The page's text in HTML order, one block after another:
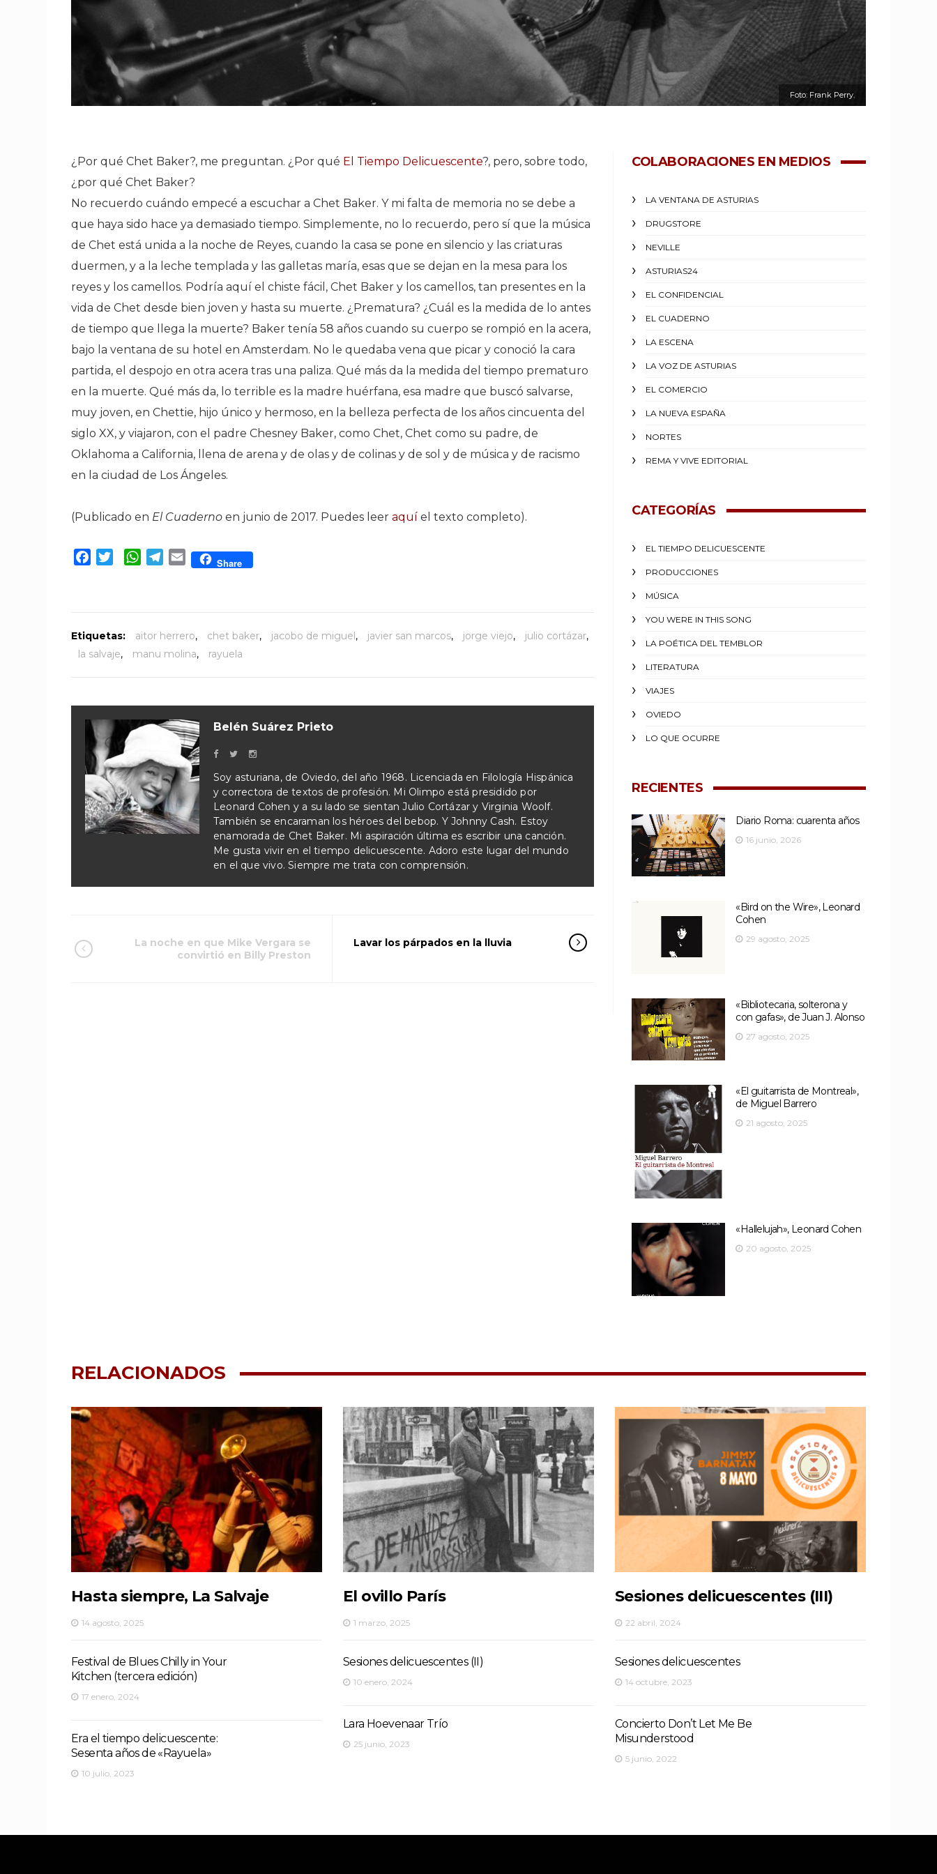
Foto: Frank Perry.
¿Por qué Chet Baker?, me preguntan. ¿Por qué El Tiempo Delicuescente?, pero, sobre todo,
¿por qué Chet Baker?
No recuerdo cuándo empecé a escuchar a Chet Baker. Y mi falta de memoria no se debe a
que haya sido hace ya demasiado tiempo. Simplemente, no lo recuerdo, pero sí que la música
de Chet está unida a la noche de Reyes, cuando la casa se pone en silencio y las criaturas
duermen, y a la leche templada y las galletas maría, esas que se dejan en la mesa para los
reyes y los camellos. Podría aquí el chiste fácil, Chet Baker y los camellos, tan presentes en la
vida de Chet desde bien joven y hasta su muerte. ¿Prematura? ¿Cuál es la medida de lo antes
de tiempo que llega la muerte? Baker tenía 58 años cuando su cuerpo se rompió en la acera,
bajo la ventana de su hotel en Amsterdam. No le quedaba vena que picar y conoció la cara
partida, el despojo en otra acera tras una paliza. Qué más da la medida del tiempo prematuro
en la muerte. Qué más da, lo terrible es la madre huérfana, esa madre que buscó salvarse,
muy joven, en Chettie, hijo único y hermoso, en la belleza perfecta de los años cincuenta del
siglo XX, y viajaron, con el padre Chesney Baker, como Chet, Chet como su padre, de
Oklahoma a California, llena de arena y de olas y de colinas y de sol y de música y de racismo
en la ciudad de Los Ángeles.
(Publicado en El Cuaderno en junio de 2017. Puedes leer aquí el texto completo).
Facebook
TwitterWhatsApp
Telegram
Email Share
Etiquetas: aitor herrero, chet baker, jacobo de miguel, javier san marcos, jorge viejo, julio cortázar,
la salvaje, manu molina, rayuela
Belén Suárez Prieto
Soy asturiana, de Oviedo, del año 1968. Licenciada en Filología Hispánica
y correctora de textos de profesión. Mi Olimpo está presidido por
Leonard Cohen y a su lado se sientan Julio Cortázar y Virginia Woolf.
También se encaraman los héroes del bebop. Y Johnny Cash. Estoy
enamorada de Chet Baker. Mi aspiración última es escribir una canción.
Me gusta vivir en el tiempo delicuescente. Adoro este lugar del mundo
en el que vivo. Siempre me trata con comprensión.
La noche en que Mike Vergara se
convirtió en Billy Preston
Lavar los párpados en la lluvia
COLABORACIONES EN MEDIOS
LA VENTANA DE ASTURIAS
DRUGSTORE
NEVILLE
ASTURIAS24
EL CONFIDENCIAL
EL CUADERNO
LA ESCENA
LA VOZ DE ASTURIAS
EL COMERCIO
LA NUEVA ESPAÑA
NORTES
REMA Y VIVE EDITORIAL
CATEGORÍAS
EL TIEMPO DELICUESCENTE
PRODUCCIONES
MÚSICA
YOU WERE IN THIS SONG
LA POÉTICA DEL TEMBLOR
LITERATURA
VIAJES
OVIEDO
LO QUE OCURRE
RECIENTES
Diario Roma: cuarenta años
16 junio, 2026
«Bird on the Wire», Leonard
Cohen
29 agosto, 2025
«Bibliotecaria, solterona y
con gafas», de Juan J. Alonso
27 agosto, 2025
«El guitarrista de Montreal»,
de Miguel Barrero
21 agosto, 2025
«Hallelujah», Leonard Cohen
20 agosto, 2025
RELACIONADOS
Hasta siempre, La Salvaje
14 agosto, 2025
Festival de Blues Chilly in Your
Kitchen (tercera edición)
17 enero, 2024
Era el tiempo delicuescente:
Sesenta años de «Rayuela»
10 julio, 2023
El ovillo París
1 marzo, 2025
Sesiones delicuescentes (II)
10 enero, 2024
Lara Hoevenaar Trío
25 junio, 2023
Sesiones delicuescentes (III)
22 abril, 2024
Sesiones delicuescentes
14 octubre, 2023
Concierto Don’t Let Me Be
Misunderstood
5 junio, 2022